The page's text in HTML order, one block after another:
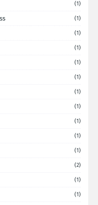
(1)
(1)
(1)
(1)
(1)
(1)
(1)
(1)
(1)
(1)
(1)
(2)
(1)
(1)